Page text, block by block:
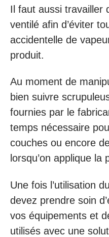
Il faut aussi travailler
ventilé afin d’éviter
accidentelle de
produit.
Au moment de
bien suivre
fournies par le
temps nécessaire
couches ou encore
lorsqu’on applique la
Une fois l’utilisation
devez prendre soin
vos équipements et
utilisés avec une